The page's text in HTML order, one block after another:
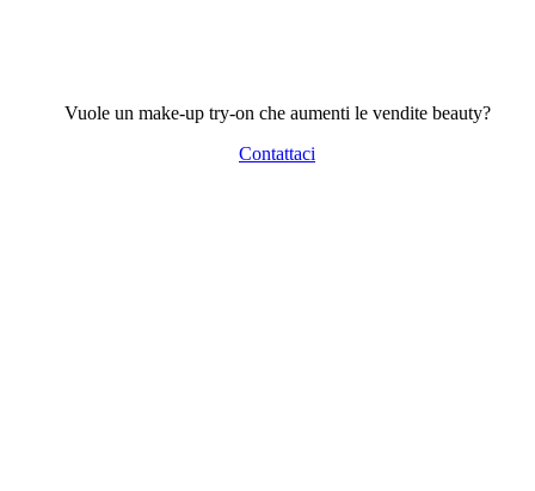
Vuole un make-up try-on che aumenti le vendite beauty?
Contattaci